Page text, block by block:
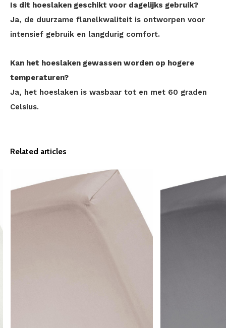
Is dit hoeslaken geschikt voor dagelijks gebruik?
Ja, de duurzame flanelkwaliteit is ontworpen voor
intensief gebruik en langdurig comfort.
Kan het hoeslaken gewassen worden op hogere
temperaturen?
Ja, het hoeslaken is wasbaar tot en met 60 graden
Celsius.
Related articles